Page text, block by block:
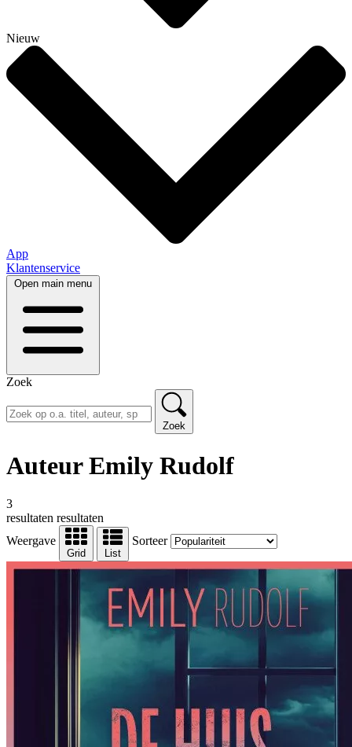
Nieuw
App
Klantenservice
Open main menu
Zoek
Zoek
Auteur Emily Rudolf
3
resultaten resultaten
Weergave
Grid List
Sorteer